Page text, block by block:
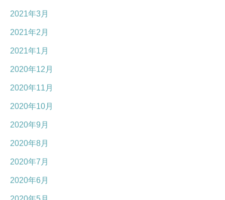
2021年3月
2021年2月
2021年1月
2020年12月
2020年11月
2020年10月
2020年9月
2020年8月
2020年7月
2020年6月